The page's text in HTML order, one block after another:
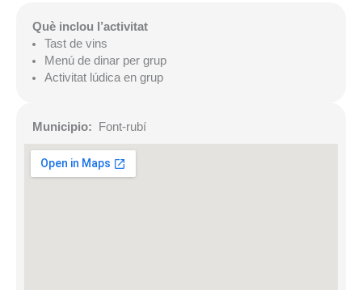
Què inclou l’activitat
Tast de vins
Menú de dinar per grup
Activitat lúdica en grup
Municipio: Font-rubí